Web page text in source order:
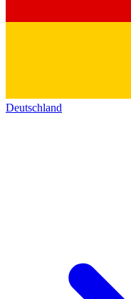
Deutschland